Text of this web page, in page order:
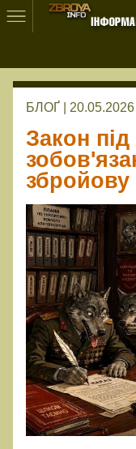
БЛОҐ | 20.05.2026 |
Закон